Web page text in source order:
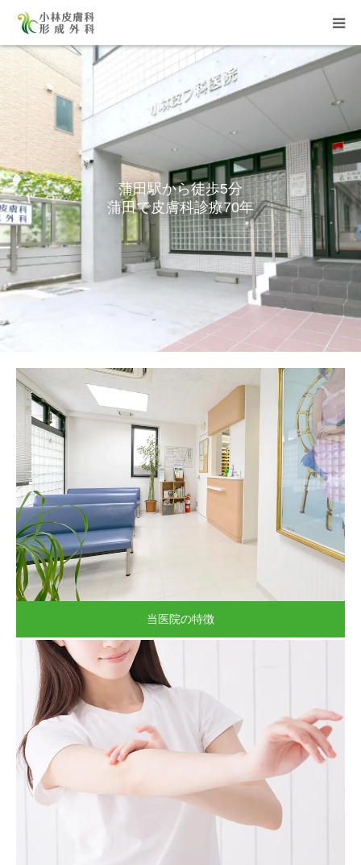
蒲田駅から徒歩5分
蒲田で皮膚科診療70年
当医院の特徴
HOME
医院について
診療内容
皮膚科
形成外科
よくある質問
お知らせ
問い合わせ